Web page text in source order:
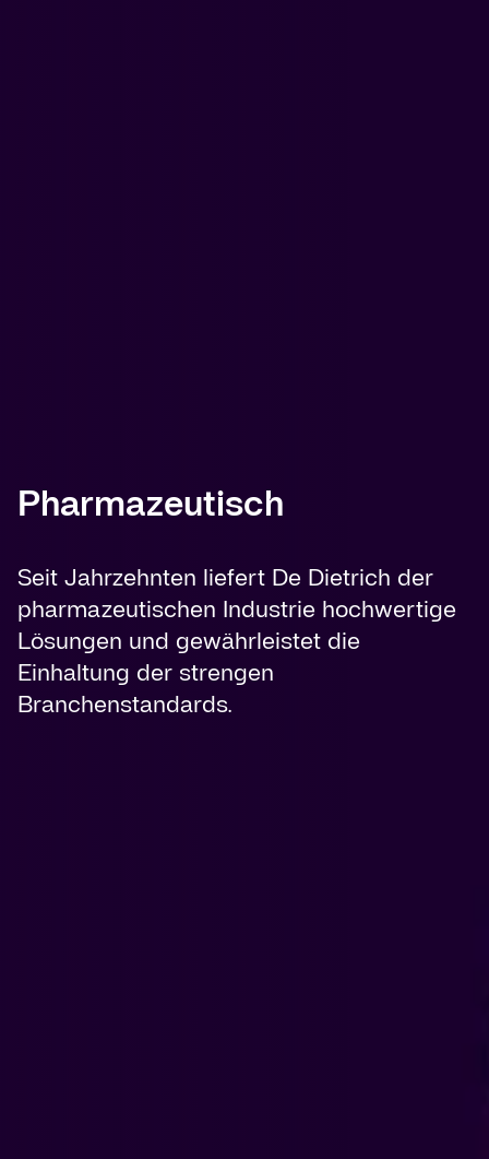
Pharmazeutisch
Seit Jahrzehnten liefert De Dietrich der
pharmazeutischen Industrie hochwertige
Lösungen und gewährleistet die
Einhaltung der strengen
Branchenstandards.